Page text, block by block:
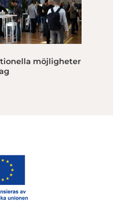
möjligheter